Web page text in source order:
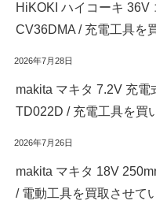
HiKOKI ハイコーキ 36V
CV36DMA / 充電工具を
2026年7月28日
makita マキタ 7.2V 充
TD022D / 充電工具を買
2026年7月26日
makita マキタ 18V
/ 電動工具を買取させて